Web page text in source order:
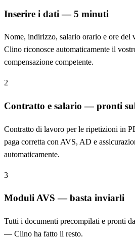
Inserire i dati — 5 minuti
Nome, indirizzo, salario orario e ore del
Clino riconosce automaticamente il
compensazione competente.
2
Contratto e salario — pronti
Contratto di lavoro per le ripetizioni in
paga corretta con AVS, AD e
automaticamente.
3
Moduli AVS — basta inviarli
Tutti i documenti precompilati e pronti
— Clino ha fatto il resto.